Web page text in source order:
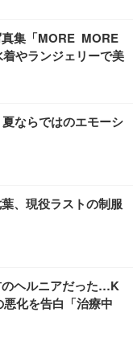
真集「MORE MORE
やランジェリーで美
ならではのエモーシ
、現役ラストの制服
ヘルニアだった…K
化を告白「治療中